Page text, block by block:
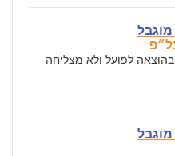
מוגבל
לפועל ולא מצליחה
מוגבל